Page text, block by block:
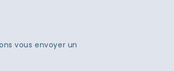
vous envoyer un